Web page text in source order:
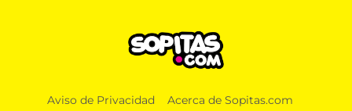
muerte de su hermana: “Desde que moriste estoy
Aviso de Privacidad Acerca de Sopitas.com